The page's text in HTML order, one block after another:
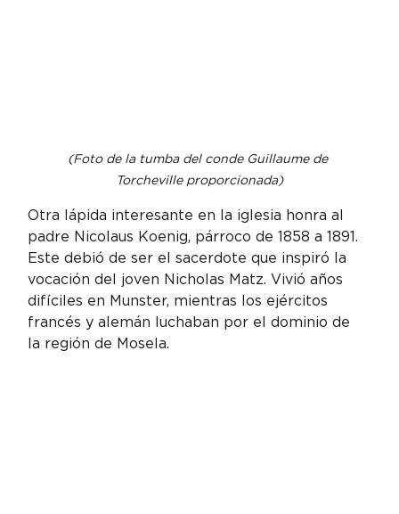
(Foto de la tumba del conde Guillaume de
Torcheville proporcionada)
Otra lápida interesante en la iglesia honra al
padre Nicolaus Koenig, párroco de 1858 a 1891.
Este debió de ser el sacerdote que inspiró la
vocación del joven Nicholas Matz. Vivió años
difíciles en Munster, mientras los ejércitos
francés y alemán luchaban por el dominio de
la región de Mosela.